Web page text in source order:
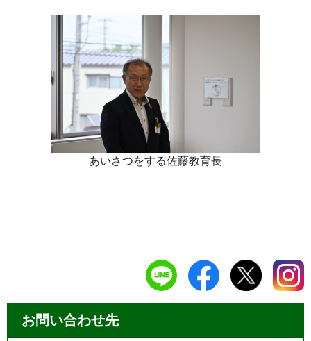
あいさつをする佐藤教育長
お問い合わせ先